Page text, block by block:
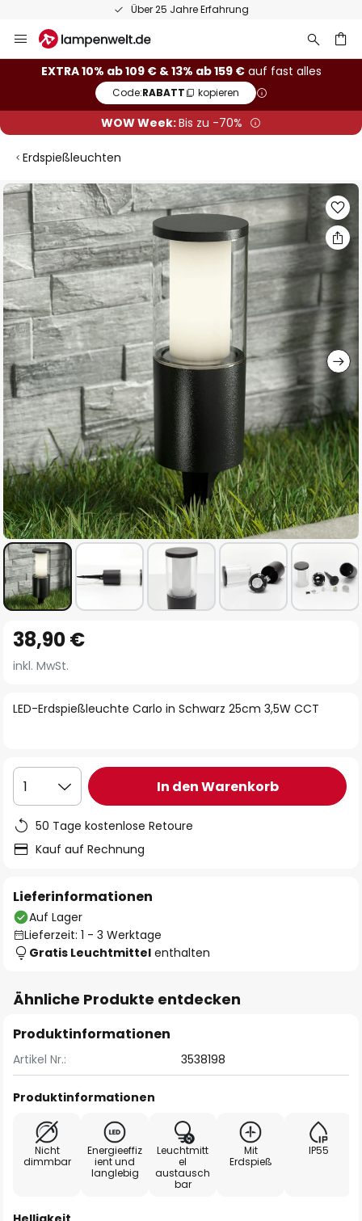
Über 25 Jahre Erfahrung
Inhalt
springen
EXTRA 10% ab 109 € & 13% ab 159 €auf fast alles
Code:RABATT kopieren
WOW Week:Bis zu -70%
Erdspießleuchten
Zum
Ende
der
Bildgalerie
springen
Anfang
der
springen
LED-Erdspießleuchte Carlo in Schwarz 25cm 3,5W CCT
38,90 €
inkl. MwSt.
1 In den Warenkorb
50 Tage kostenlose Retoure
Kauf auf Rechnung
Lieferinformationen
Auf Lager
Lieferzeit: 1 - 3 Werktage
Gratis Leuchtmittel enthalten
Ähnliche Produkte entdecken
Produktinformationen
Artikel Nr.: 3538198
Produktinformationen
Nicht
dimmbar
Energieeffiz
ient und
langlebig
Leuchtmitt
el
austausch
bar
Mit
Erdspieß
IP55